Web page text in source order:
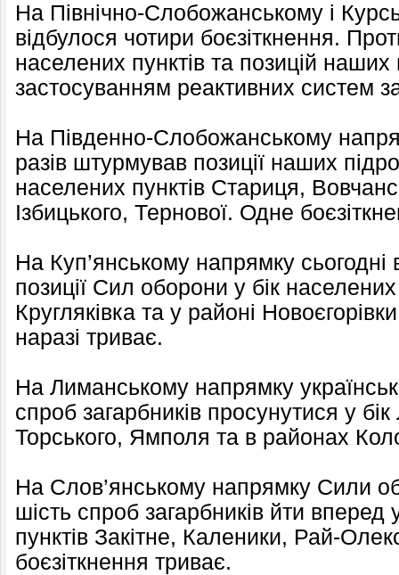
На Північно-Слобожанському і
відбулося чотири боєзіткнення.
населених пунктів та позицій наших
застосуванням реактивних систем
На Південно-Слобожанському
разів штурмував позиції наших
населених пунктів Стариця,
Ізбицького, Тернової. Одне
На Куп’янському напрямку сьогодні
позиції Сил оборони у бік
Кругляківка та у районі
наразі триває.
На Лиманському напрямку
спроб загарбників просунутися у
Торського, Ямполя та в районах
На Слов’янському напрямку Сили
шість спроб загарбників йти
пунктів Закітне, Каленики, Рай-
боєзіткнення триває.